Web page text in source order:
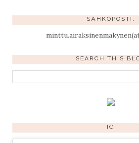
SÄHKÖPOSTI:
SEARCH THIS
IG